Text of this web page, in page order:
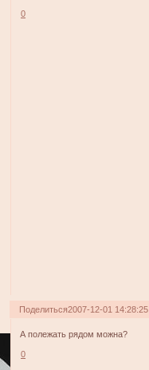
0
Поделиться2007-12-01 14:28:25
А полежать рядом можна?
0